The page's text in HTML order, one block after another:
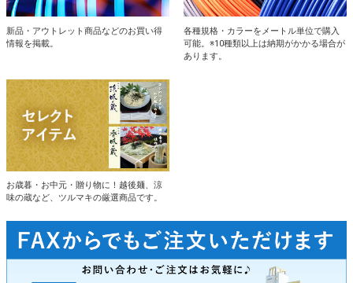
新品・アウトレット商品などのお買い得
情報を掲載。
各種規格・カラーをメートル単位で購入
可能。※10種類以上は納期がかかる場合が
あります。
お歳暮・お中元・贈り物に！越後麺、涼
味の蔵など、ツルマキの厳選商品です。